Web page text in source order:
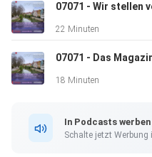
07071 - Wir stellen
22 Minuten
07071 - Das
18 Minuten
In Podcasts werben
Schalte jetzt Werbung